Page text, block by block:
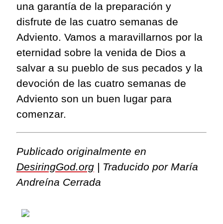
una garantía de la preparación y
disfrute de las cuatro semanas de
Adviento. Vamos a maravillarnos por la
eternidad sobre la venida de Dios a
salvar a su pueblo de sus pecados y la
devoción de las cuatro semanas de
Adviento son un buen lugar para
comenzar.
Publicado originalmente en
DesiringGod.org | Traducido por María
Andreína Cerrada